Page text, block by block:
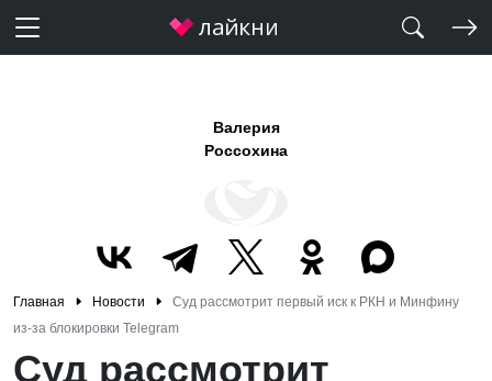
Валерия
Россохина
Главная Новости
Суд рассмотрит первый иск к РКН и Минфину
из-за блокировки Telegram
Суд рассмотрит